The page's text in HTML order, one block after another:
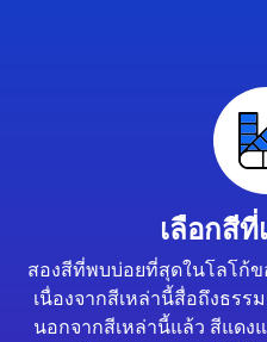
เลือกสี
สองสีที่พบบ่อยที่สุดในโลโก้
เนื่องจากสีเหล่านี้สื่อถึงธรร
นอกจากสีเหล่านี้แล้ว สีแดง